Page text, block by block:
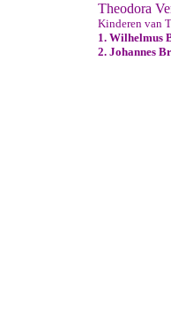
Theodora
Kinderen van
1. Wilhelmus
2. Johannes